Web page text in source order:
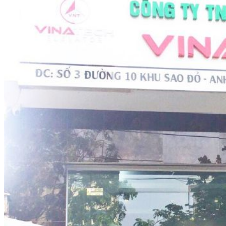
Tìm kiếm: